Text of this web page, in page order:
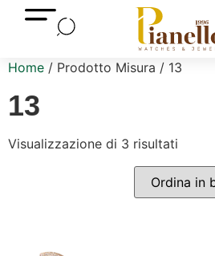
Home / Prodotto Misura / 13
13
Visualizzazione di 3 risultati